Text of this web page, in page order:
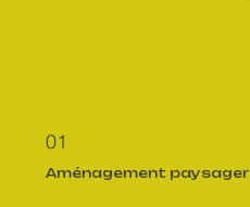
01
Aménagement paysager